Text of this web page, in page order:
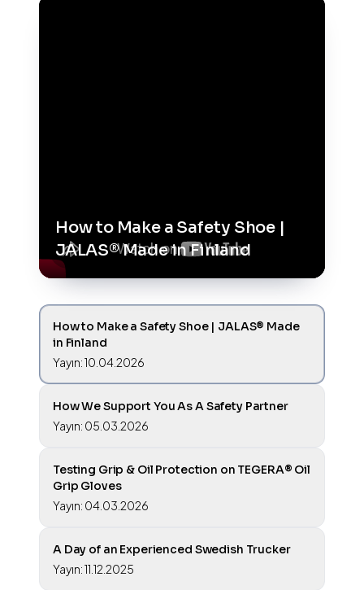
How to Make a Safety Shoe |
JALAS® Made in Finland
How to Make a Safety Shoe | JALAS® Made
in Finland
Yayın: 10.04.2026
How We Support You As A Safety Partner
Yayın: 05.03.2026
Testing Grip & Oil Protection on TEGERA® Oil
Grip Gloves
Yayın: 04.03.2026
A Day of an Experienced Swedish Trucker
Yayın: 11.12.2025